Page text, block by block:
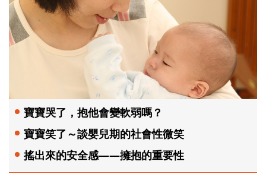
寶寶哭了，抱他會變軟弱嗎？
寶寶笑了～談嬰兒期的社會性微笑
搖出來的安全感——擁抱的重要性